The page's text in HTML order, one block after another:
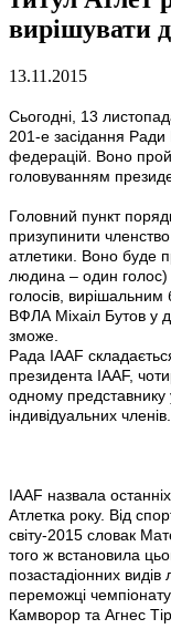
вирішувати
13.11.2015
Сьогодні, 13
201-е засідання Ради
федерацій. Воно
головуванням
Головний пункт
призупинити
атлетики. Воно буде
людина – один голос)
голосів,
ВФЛА Міхаіл Бутов у
зможе.
Рада IAAF
президента IAAF,
одному представнику
індивідуальних членів.
IAAF назвала
Атлетка року. Від
світу-2015 словак
того ж встановила
позастадіонних
переможці
Камворор та Агнес